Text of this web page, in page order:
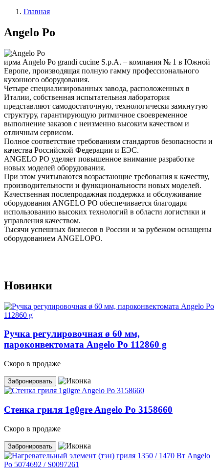
Главная
Angelo Po
ирма Angelo Po grandi cucine S.p.A. – компания № 1 в Южной
Европе, производящая полную гамму профессионального
кухонного оборудования.
Четыре специализированных завода, расположенных в
Италии, собственная испытательная лаборатория
представляют самодостаточную, технологически замкнутую
структуру, гарантирующую ритмичное своевременное
выполнение заказов с неизменно высоким качеством и
отличным сервисом.
Полное соответствие требованиям стандартов безопасности и
качества Российской Федерации и ЕЭС.
ANGELO PO уделяет повышенное внимание разработке
новых моделей оборудования.
При этом учитываются возрастающие требования к качеству,
производительности и функциональности новых моделей.
Качественная послепродажная поддержка и обслуживание
оборудования ANGELO PO обеспечивается благодаря
использованию высоких технологий в области логистики и
управления качеством.
Тысячи успешных бизнесов в России и за рубежом оснащены
оборудованием ANGELOPO.
Новинки
Ручка регулировочная ø 60 мм,
пароконвектомата Angelo Po 112860 g
Скоро в продаже
Забронировать
Стенка гриля 1g0gre Angelo Po 3158660
Скоро в продаже
Забронировать